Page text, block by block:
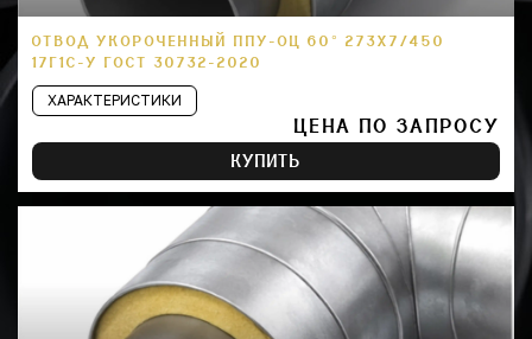
ОТВОД УКОРОЧЕННЫЙ ППУ-ОЦ 60° 273Х7/450
17Г1С-У ГОСТ 30732-2020
ХАРАКТЕРИСТИКИ
ЦЕНА ПО ЗАПРОСУ
КУПИТЬ